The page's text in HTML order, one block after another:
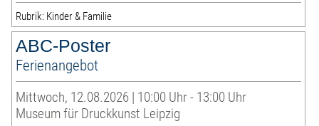
Rubrik: Kinder & Familie
ABC-Poster
Ferienangebot
Mittwoch, 12.08.2026 | 10:00 Uhr - 13:00 Uhr
Museum für Druckkunst Leipzig